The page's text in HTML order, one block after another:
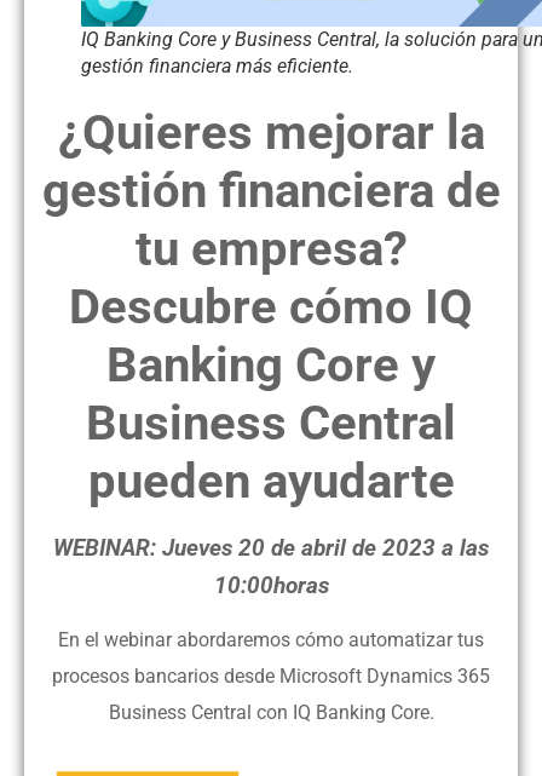
IQ Banking Core y Business Central, la solución para
gestión financiera más eficiente.
¿Quieres mejorar la
gestión financiera de
tu empresa?
Descubre cómo IQ
Banking Core y
Business Central
pueden ayudarte
WEBINAR: Jueves 20 de abril de 2023 a las
10:00horas
En el webinar abordaremos cómo automatizar tus
procesos bancarios desde Microsoft Dynamics 365
Business Central con IQ Banking Core.